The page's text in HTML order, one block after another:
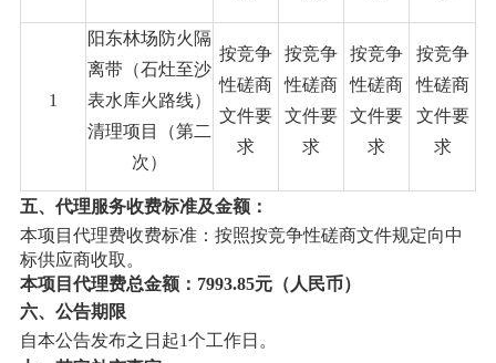
1
阳东林场防火隔
离带（石灶至沙
表水库火路线）
清理项目（第二
次）
按竞争
性磋商
文件要
求
按竞争
性磋商
文件要
求
按竞争
性磋商
文件要
求
按竞争
性磋商
文件要
求
五、代理服务收费标准及金额：
本项目代理费收费标准：按照按竞争性磋商文件规定向中
标供应商收取。
本项目代理费总金额： 7993.85元（人民币）
六、公告期限
自本公告发布之日起1个工作日。